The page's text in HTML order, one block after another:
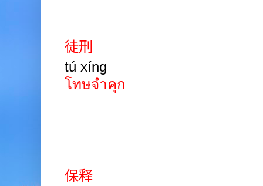
徒刑
tú xíng
โทษจำคุก
保释